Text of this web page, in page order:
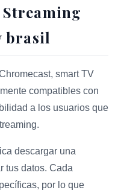
brasil
smart TV
compatibles con
a los usuarios que
descargar una
tus datos. Cada
por lo que